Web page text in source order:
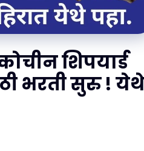
शिपयार्ड
भरती सुरु ! येथे